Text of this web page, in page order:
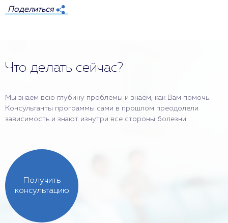
Поделиться
Что делать сейчас?
Мы знаем всю глубину проблемы и знаем, как Вам помочь.
Консультанты программы сами в прошлом преодолели
зависимость и знают изнутри все стороны болезни.
Получить
консультацию